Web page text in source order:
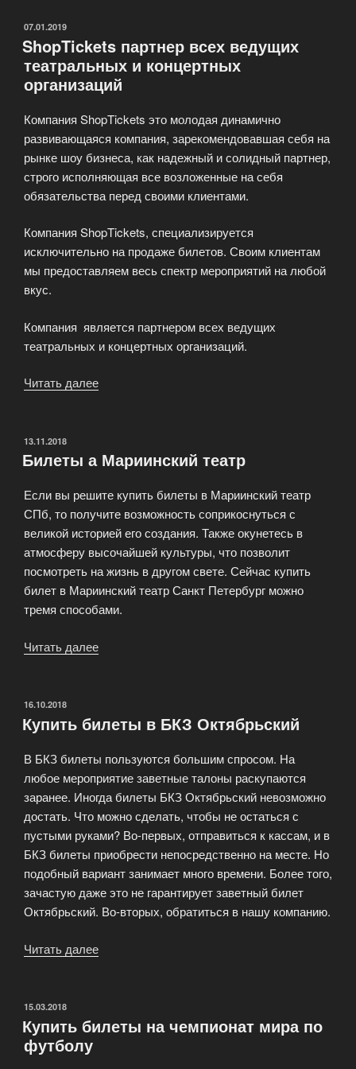
разные
мероприятия»
ОПУБЛИКОВАНО
07.01.2019
ShopTickets партнер всех ведущих
театральных и концертных
организаций
Компания ShopTickets это молодая динамично
развивающаяся компания, зарекомендовавшая себя на
рынке шоу бизнеса, как надежный и солидный партнер,
строго исполняющая все возложенные на себя
обязательства перед своими клиентами.
Компания ShopTickets, специализируется
исключительно на продаже билетов. Своим клиентам
мы предоставляем весь спектр мероприятий на любой
вкус.
Компания является партнером всех ведущих
театральных и концертных организаций.
Читать далее
театральных
концертных
организаций»
ОПУБЛИКОВАНО
13.11.2018
Билеты а Мариинский театр
Если вы решите купить билеты в Мариинский театр
СПб, то получите возможность соприкоснуться с
великой историей его создания. Также окунетесь в
атмосферу высочайшей культуры, что позволит
посмотреть на жизнь в другом свете. Сейчас купить
билет в Мариинский театр Санкт Петербург можно
тремя способами.
Читать далее
ОПУБЛИКОВАНО
16.10.2018
Купить билеты в БКЗ Октябрьский
В БКЗ билеты пользуются большим спросом. На
любое мероприятие заветные талоны раскупаются
заранее. Иногда билеты БКЗ Октябрьский невозможно
достать. Что можно сделать, чтобы не остаться с
пустыми руками? Во-первых, отправиться к кассам, и в
БКЗ билеты приобрести непосредственно на месте. Но
подобный вариант занимает много времени. Более того,
зачастую даже это не гарантирует заветный билет
Октябрьский. Во-вторых, обратиться в нашу компанию.
Читать далее
Октябрьский»
ОПУБЛИКОВАНО
15.03.2018
Купить билеты на чемпионат мира по
футболу